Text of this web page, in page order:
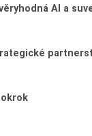
AI a